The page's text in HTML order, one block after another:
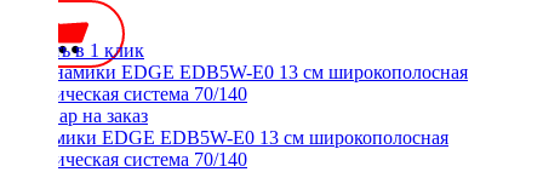
Купить в 1 клик
Динамики EDGE EDB5W-E0 13 см широкополосная
акустическая система 70/140